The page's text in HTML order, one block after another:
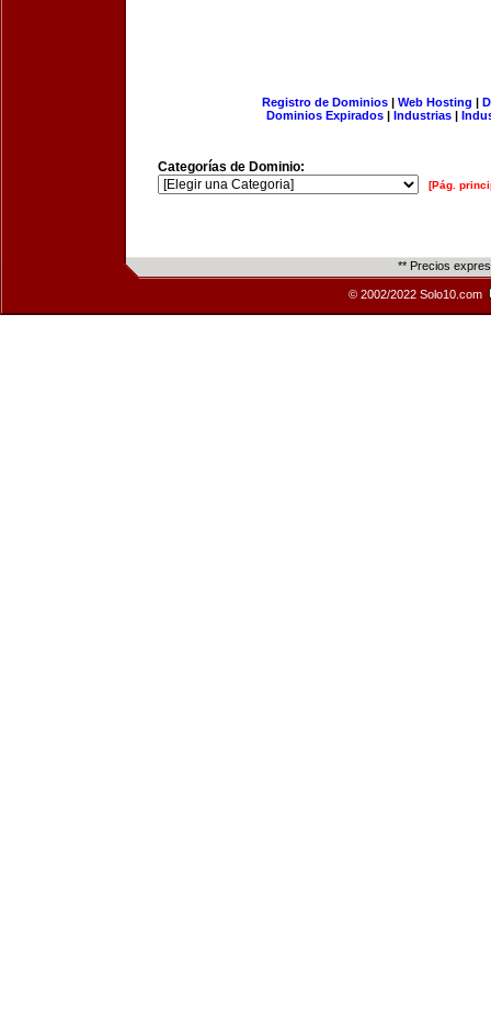
Registro de Dominios| Web Hosting |
Dominios Expirados | Industrias |
Categorías de Dominio:
[Pág.
** Precios
© 2002/2022 Solo10.com